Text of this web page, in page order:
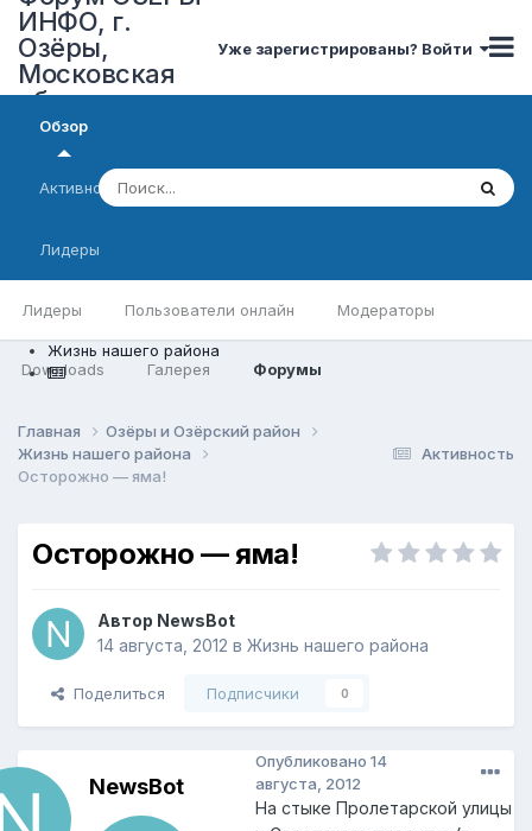
ИНФО, г.
Озёры,
Московская
область
Уже зарегистрированы? Войти
Обзор
Лидеры Пользователи онлайн Модераторы
Downloads Галерея Форумы
Активность
Лидеры
Жизнь нашего района
Активность
Главная
Озёры и Озёрский район
Жизнь нашего района
Осторожно — яма!
Осторожно — яма!
Автор NewsBot
14 августа, 2012 в Жизнь нашего района
Поделиться Подписчики 0
NewsBot
Опубликовано 14
августа, 2012
На стыке Пролетарской улицы